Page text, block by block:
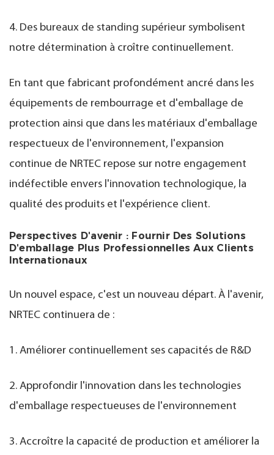
4. Des bureaux de standing supérieur symbolisent
notre détermination à croître continuellement.
En tant que fabricant profondément ancré dans les
équipements de rembourrage et d'emballage de
protection ainsi que dans les matériaux d'emballage
respectueux de l'environnement, l'expansion
continue de NRTEC repose sur notre engagement
indéfectible envers l'innovation technologique, la
qualité des produits et l'expérience client.
Perspectives D'avenir : Fournir Des Solutions
D'emballage Plus Professionnelles Aux Clients
Internationaux
Un nouvel espace, c'est un nouveau départ. À l'avenir,
NRTEC continuera de :
1. Améliorer continuellement ses capacités de R&D
2. Approfondir l'innovation dans les technologies
d'emballage respectueuses de l'environnement
3. Accroître la capacité de production et améliorer la